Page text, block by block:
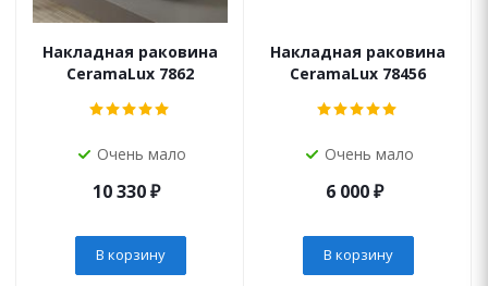
Накладная раковина
CeramaLux 7862
Очень мало
10 330₽
В корзину
Накладная раковина
CeramaLux 78456
Очень мало
6 000₽
В корзину